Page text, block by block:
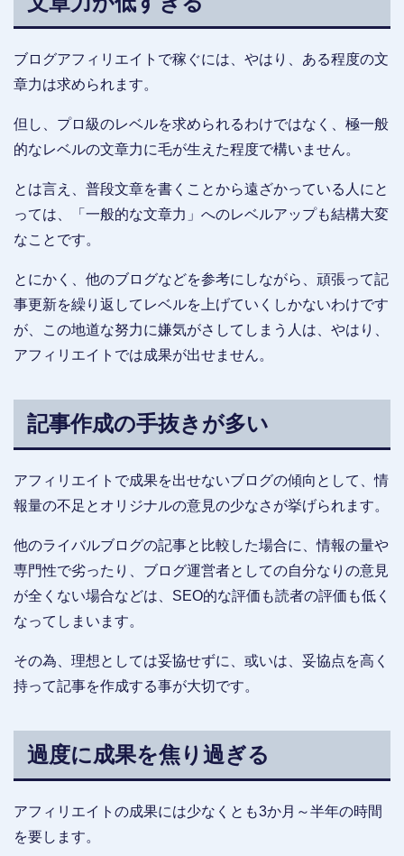
ブログアフィリエイトで稼ぐには、やはり、ある程度の文
章力は求められます。
但し、プロ級のレベルを求められるわけではなく、極一般
的なレベルの文章力に毛が生えた程度で構いません。
とは言え、普段文章を書くことから遠ざかっている人にと
っては、「一般的な文章力」へのレベルアップも結構大変
なことです。
とにかく、他のブログなどを参考にしながら、頑張って記
事更新を繰り返してレベルを上げていくしかないわけです
が、この地道な努力に嫌気がさしてしまう人は、やはり、
アフィリエイトでは成果が出せません。
記事作成の手抜きが多い
アフィリエイトで成果を出せないブログの傾向として、情
報量の不足とオリジナルの意見の少なさが挙げられます。
他のライバルブログの記事と比較した場合に、情報の量や
専門性で劣ったり、ブログ運営者としての自分なりの意見
が全くない場合などは、SEO的な評価も読者の評価も低く
なってしまいます。
その為、理想としては妥協せずに、或いは、妥協点を高く
持って記事を作成する事が大切です。
過度に成果を焦り過ぎる
アフィリエイトの成果には少なくとも3か月～半年の時間
を要します。